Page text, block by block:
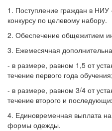
1. Поступление граждан в
конкурсу по целевому набору.
2. Обеспечение общежитием
3. Ежемесячная
- в размере, равном 1,5 от
течение первого года обучения;
- в размере, равном 3/4 от
течение второго и
4. Единовременная выплата
формы одежды.